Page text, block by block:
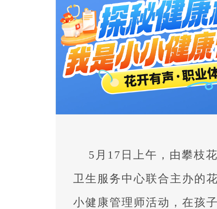
5月17日上午，由攀枝
卫生服务中心联合主办的
小健康管理师活动，在孩